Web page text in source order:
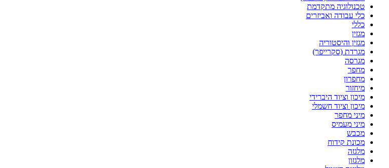
טכנולוגיה מתקדמת
כלי עבודה ואביזרים
כללי
מגזין
מגזין והיסטוריה
מגרדת (סקרייפר)
מגרסה
מחפר
מחפרון
מיחזור
מיכון וציוד היברידי
מיכון וציוד חשמלי
מיני מחפר
מיני מעמיס
מכבש
מכונת קידוח
מלגזה
מלגזון